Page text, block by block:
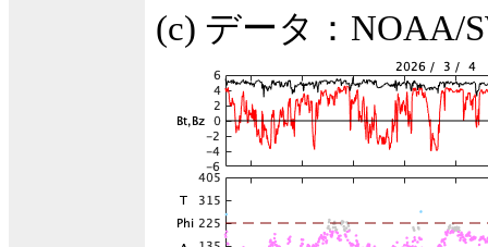
(c) データ：NOAA/